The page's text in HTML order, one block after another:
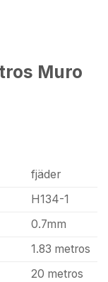
Muro
fjäder
H134-1
0.7mm
1.83 metros
20 metros